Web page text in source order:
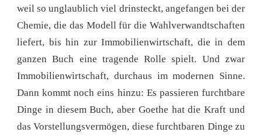
weil so unglaublich viel drinsteckt, angefangen bei der
Chemie, die das Modell für die Wahlverwandtschaften
liefert, bis hin zur Immobilienwirtschaft, die in dem
ganzen Buch eine tragende Rolle spielt. Und zwar
Immobilienwirtschaft, durchaus im modernen Sinne.
Dann kommt noch eins hinzu: Es passieren furchtbare
Dinge in diesem Buch, aber Goethe hat die Kraft und
das Vorstellungsvermögen, diese furchtbaren Dinge zu